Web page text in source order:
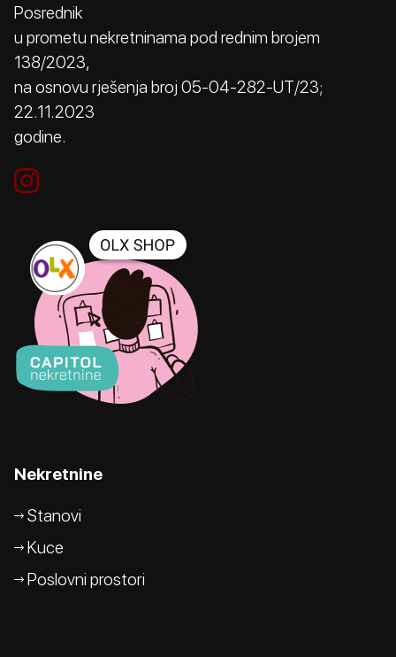
Posrednik
u prometu nekretninama pod rednim brojem
138/2023,
na osnovu rješenja broj 05-04-282-UT/23;
22.11.2023
godine.
Nekretnine
Stanovi
Kuce
Poslovni prostori